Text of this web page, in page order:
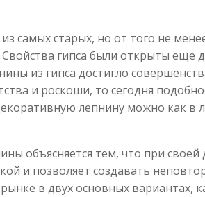
самых старых, но от того не
гипса были открыты еще
из гипса достигло
и роскоши, то сегодня
лепнину можно как в
объясняется тем, что при
и позволяет создавать
рынке в двух основных